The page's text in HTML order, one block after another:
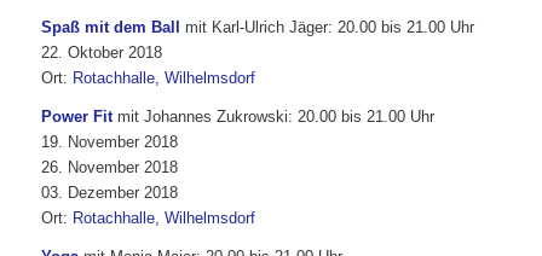
Spaß mit dem Ball mit Karl-Ulrich Jäger: 20.00 bis 21.00 Uhr
22. Oktober 2018
Ort: Rotachhalle, Wilhelmsdorf
Power Fit mit Johannes Zukrowski: 20.00 bis 21.00 Uhr
19. November 2018
26. November 2018
03. Dezember 2018
Ort: Rotachhalle, Wilhelmsdorf